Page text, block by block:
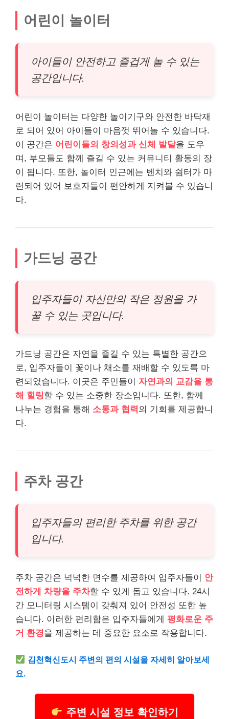
어린이 놀이터
아이들이 안전하고 즐겁게 놀 수 있는
공간입니다.
어린이 놀이터는 다양한 놀이기구와 안전한 바닥재
로 되어 있어 아이들이 마음껏 뛰어놀 수 있습니다.
이 공간은 어린이들의 창의성과 신체 발달을 도우
며, 부모들도 함께 즐길 수 있는 커뮤니티 활동의 장
이 됩니다. 또한, 놀이터 인근에는 벤치와 쉼터가 마
련되어 있어 보호자들이 편안하게 지켜볼 수 있습니
다.
가드닝 공간
입주자들이 자신만의 작은 정원을 가
꿀 수 있는 곳입니다.
가드닝 공간은 자연을 즐길 수 있는 특별한 공간으
로, 입주자들이 꽃이나 채소를 재배할 수 있도록 마
련되었습니다. 이곳은 주민들이 자연과의 교감을 통
해 힐링할 수 있는 소중한 장소입니다. 또한, 함께
나누는 경험을 통해 소통과 협력 의 기회를 제공합니
다.
주차 공간
입주자들의 편리한 주차를 위한 공간
입니다.
주차 공간은 넉넉한 면수를 제공하여 입주자들이 안
전하게 차량을 주차할 수 있게 돕고 있습니다. 24시
간 모니터링 시스템이 갖춰져 있어 안전성 또한 높
습니다. 이러한 편리함은 입주자들에게 평화로운 주
거 환경을 제공하는 데 중요한 요소로 작용합니다.
김천혁신도시 주변의 편의 시설을 자세히 알아보세
요.
주변 시설 정보 확인하기